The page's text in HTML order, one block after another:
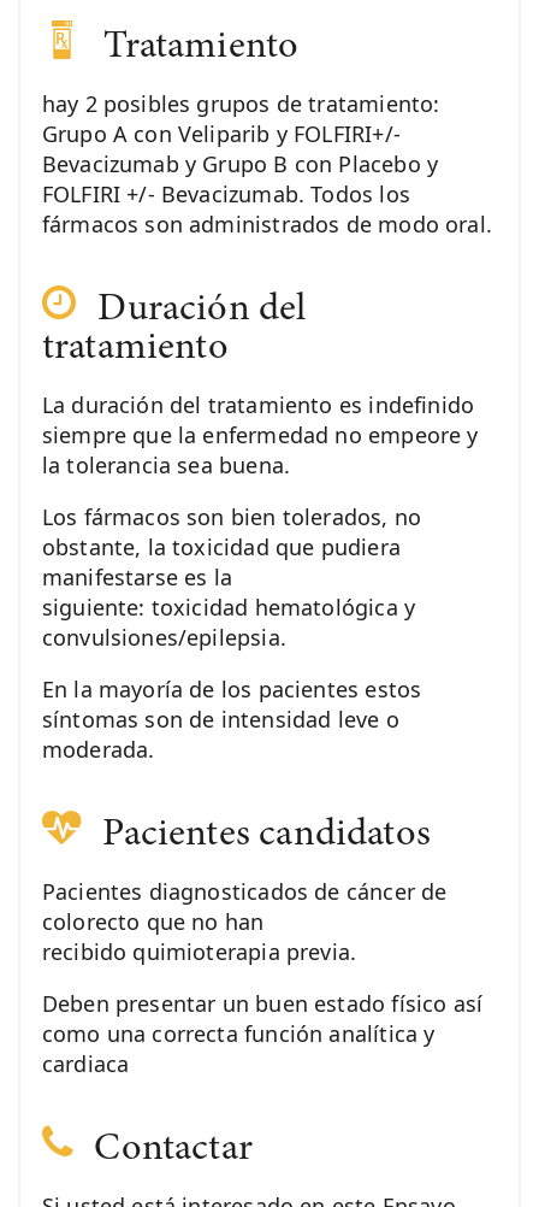
Tratamiento
hay 2 posibles grupos de tratamiento:
Grupo A con Veliparib y FOLFIRI+/-
Bevacizumab y Grupo B con Placebo y
FOLFIRI +/- Bevacizumab. Todos los
fármacos son administrados de modo oral.
Duración del
tratamiento
La duración del tratamiento es indefinido
siempre que la enfermedad no empeore y
la tolerancia sea buena.
Los fármacos son bien tolerados, no
obstante, la toxicidad que pudiera
manifestarse es la
siguiente: toxicidad hematológica y
convulsiones/epilepsia.
En la mayoría de los pacientes estos
síntomas son de intensidad leve o
moderada.
Pacientes candidatos
Pacientes diagnosticados de cáncer de
colorecto que no han
recibido quimioterapia previa.
Deben presentar un buen estado físico así
como una correcta función analítica y
cardiaca
Contactar